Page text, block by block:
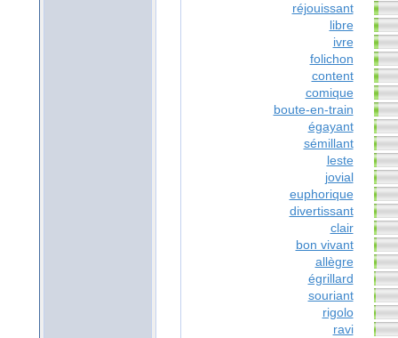
réjouissant
libre
ivre
folichon
content
comique
boute-en-train
égayant
sémillant
leste
jovial
euphorique
divertissant
clair
bon vivant
allègre
égrillard
souriant
rigolo
ravi